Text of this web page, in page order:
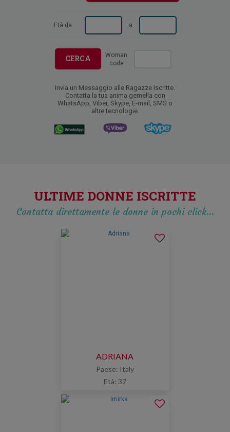
Età da a
CERCA
Woman
code
Invia un Messaggio alle Ragazze Iscritte.
Contatta la tua anima gemella con
WhatsApp, Viber, Skype, E-mail, SMS o
altre tecnologie.
ULTIME DONNE ISCRITTE
Contatta direttamente le donne in pochi click…
ADRIANA
Paese: Italy
Età: 37